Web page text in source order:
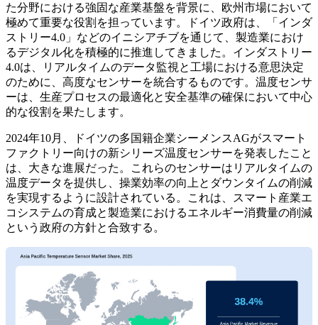
た分野における強固な産業基盤を背景に、欧州市場において
極めて重要な役割を担っています。ドイツ政府は、「インダ
ストリー4.0」などのイニシアチブを通じて、製造業におけ
るデジタル化を積極的に推進してきました。インダストリー
4.0は、リアルタイムのデータ監視と工場における意思決定
のために、高度なセンサーを統合するものです。温度センサ
ーは、生産プロセスの最適化と安全基準の確保において中心
的な役割を果たします。
2024年10月、ドイツの多国籍企業シーメンスAGがスマート
ファクトリー向けの新シリーズ温度センサーを発表したこと
は、大きな進展だった。これらのセンサーはリアルタイムの
温度データを提供し、操業効率の向上とダウンタイムの削減
を実現するように設計されている。これは、スマート産業エ
コシステムの育成と製造業におけるエネルギー消費量の削減
という政府の方針と合致する。